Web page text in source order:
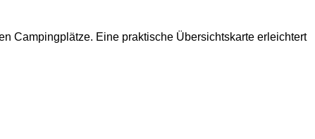
Campingplätze. Eine praktische Übersichtskarte erleichtert